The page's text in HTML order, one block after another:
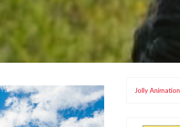
Jolly Animation